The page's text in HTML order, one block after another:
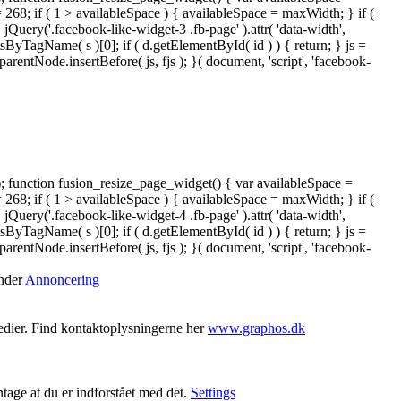
if ( 1 > availableSpace ) { availableSpace = maxWidth; } if (
like-widget-3 .fb-page' ).attr( 'data-width',
s )[0]; if ( d.getElementById( id ) ) { return; } js =
js, fjs ); }( document, 'script', 'facebook-
fusion_resize_page_widget() { var availableSpace =
if ( 1 > availableSpace ) { availableSpace = maxWidth; } if (
like-widget-4 .fb-page' ).attr( 'data-width',
s )[0]; if ( d.getElementById( id ) ) { return; } js =
js, fjs ); }( document, 'script', 'facebook-
Annoncering
Find kontaktoplysningerne herwww.graphos.dk
at du er indforstået med det. Settings